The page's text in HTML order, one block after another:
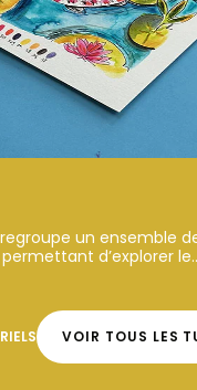
un ensemble
d’explorer
VOIR TOUS LES